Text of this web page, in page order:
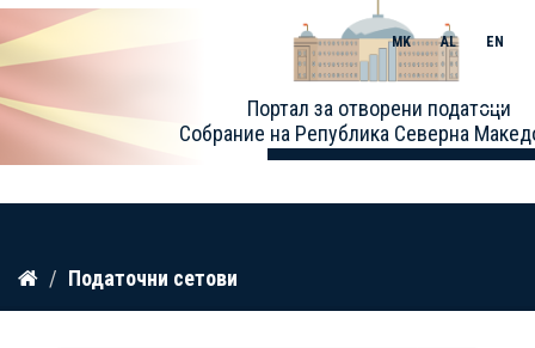
Прескокнете
содржина
Портал за отворени податоци
Собрание на Република Северна
MK AL EN
Toggle
Податочни сетови